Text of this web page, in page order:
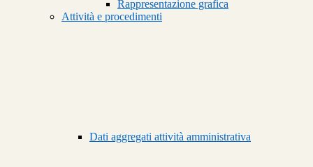
Rappresentazione grafica
Attività e procedimenti
Dati aggregati attività amministrativa